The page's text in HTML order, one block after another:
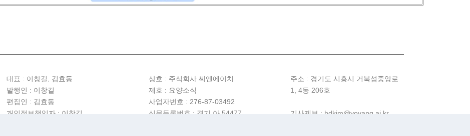
대표 : 이창길, 김효동
발행인 : 이창길
편집인 : 김효동
개인정보책임자 : 이창길
상호 : 주식회사 씨엔에이치
제호 : 요양소식
사업자번호 : 276-87-03492
신문등록번호 : 경기 아 54477
주소 : 경기도 시흥시 거북섬중앙로
1, 4동 206호
기사제보 : hdkim@yoyang.ai.kr